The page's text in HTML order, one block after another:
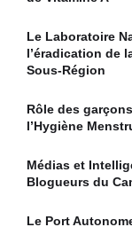
Le Laboratoire
l’éradication de
Sous-Région
Rôle des
l’Hygiène
Médias et
Blogueurs du
Le Port